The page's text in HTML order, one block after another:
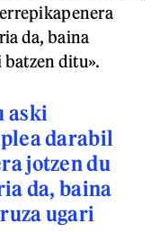
da, baina
ditu».
aski
darabil
jotzen du
da, baina
ugari